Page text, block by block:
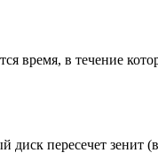
время, в течение
диск пересечет